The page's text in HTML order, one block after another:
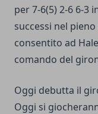
per 7-6(5) 2-6 6-3
successi nel
consentito ad
comando del
Oggi debutta il
Oggi si